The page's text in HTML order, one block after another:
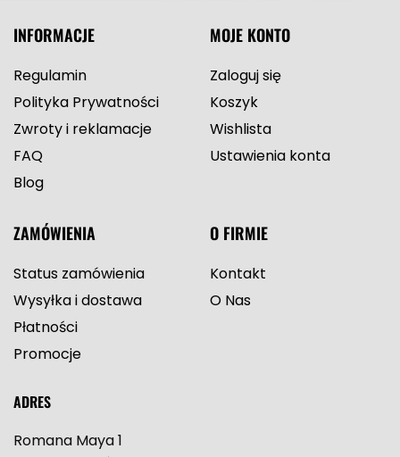
INFORMACJE
Regulamin
Polityka Prywatności
Zwroty i reklamacje
FAQ
Blog
MOJE KONTO
Zaloguj się
Koszyk
Wishlista
Ustawienia konta
ZAMÓWIENIA
Status zamówienia
Wysyłka i dostawa
Płatności
Promocje
O FIRMIE
Kontakt
O Nas
ADRES
Romana Maya 1